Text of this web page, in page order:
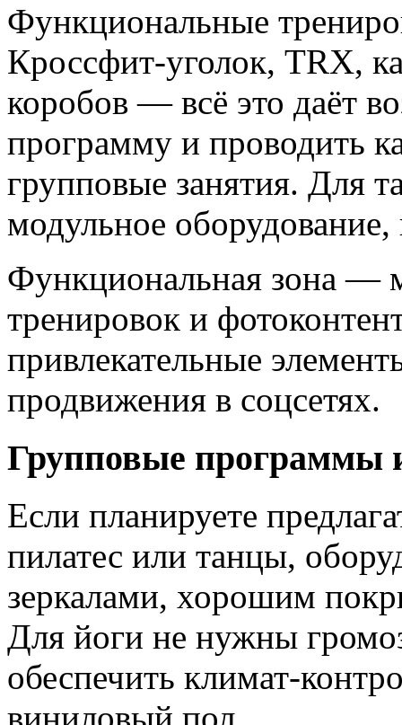
Функциональные
Кроссфит‑уголок, TRX,
коробов — всё это даёт
программу и проводить
групповые занятия. Для
модульное
Функциональная зона —
тренировок и
привлекательные
продвижения в соцсетях.
Групповые программы
Если планируете
пилатес или танцы,
зеркалами, хорошим
Для йоги не нужны
обеспечить